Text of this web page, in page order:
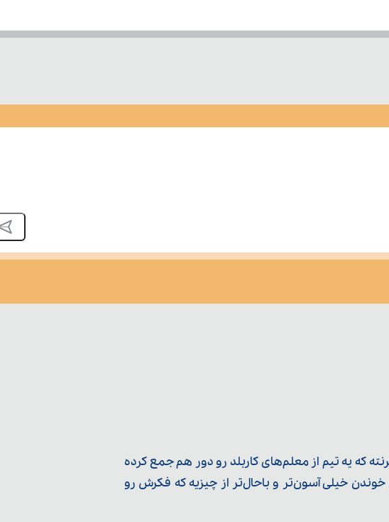
که یه تیم از معلم‌‌های کاربلد رو دور هم جمع کرده
خیلی آسون‌تر و باحال‌تر از چیزیه که فکرش رو